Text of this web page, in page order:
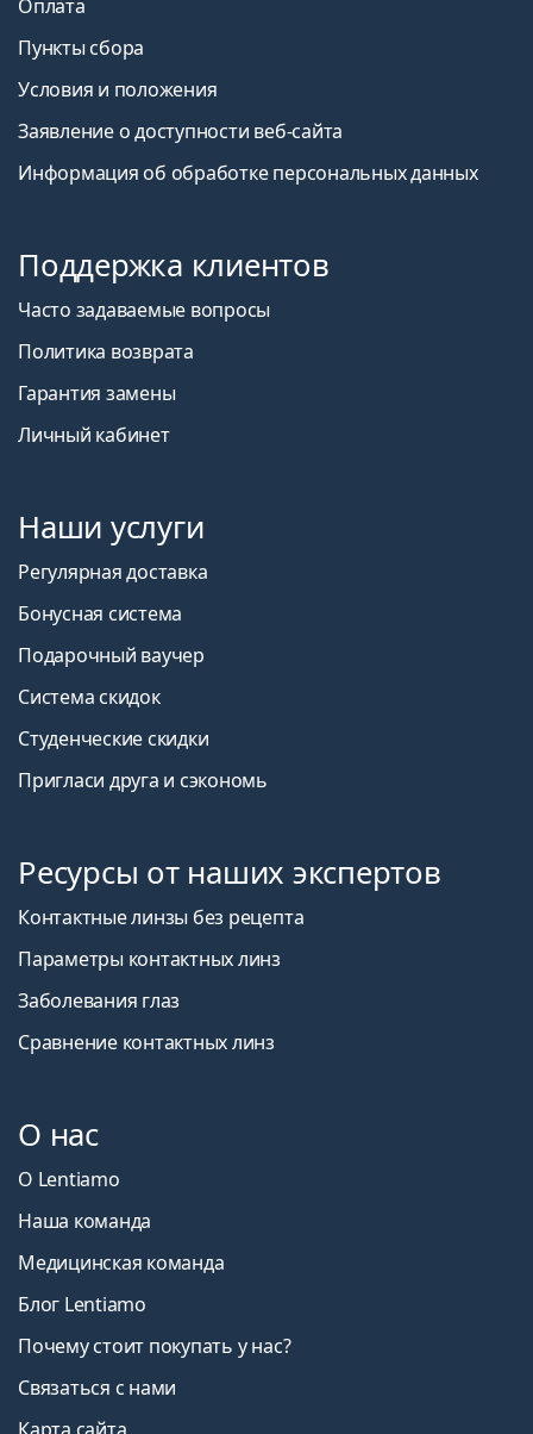
Оплата
Пункты сбора
Условия и положения
Заявление о доступности веб-сайта
Информация об обработке персональных данных
Поддержка клиентов
Часто задаваемые вопросы
Политика возврата
Гарантия замены
Личный кабинет
Наши услуги
Регулярная доставка
Бонусная система
Подарочный ваучер
Система скидок
Студенческие скидки
Пригласи друга и сэкономь
Ресурсы от наших экспертов
Контактные линзы без рецепта
Параметры контактных линз
Заболевания глаз
Сравнение контактных линз
О нас
О Lentiamo
Наша команда
Медицинская команда
Блог Lentiamo
Почему стоит покупать у нас?
Связаться с нами